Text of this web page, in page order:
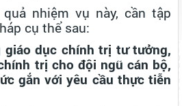
nhiệm vụ này, cần tập
cụ thể sau:
giáo dục chính trị tư tưởng,
trị cho đội ngũ cán bộ,
gắn với yêu cầu thực tiễn